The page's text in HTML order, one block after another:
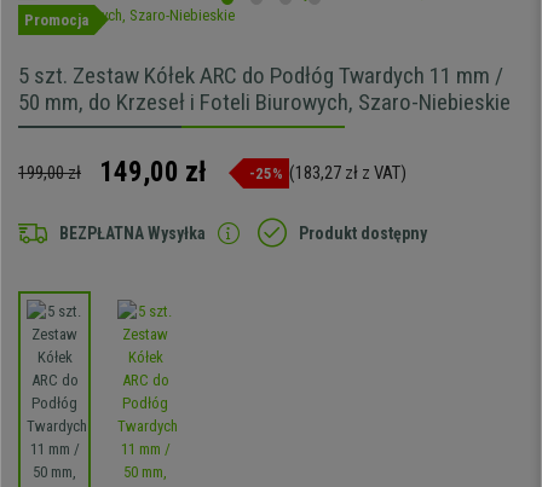
Promocja
5 szt. Zestaw Kółek ARC do Podłóg Twardych 11 mm /
50 mm, do Krzeseł i Foteli Biurowych, Szaro-Niebieskie
199,00 zł 149,00 zł -25% (183,27 zł z VAT)
BEZPŁATNA Wysyłka Produkt dostępny